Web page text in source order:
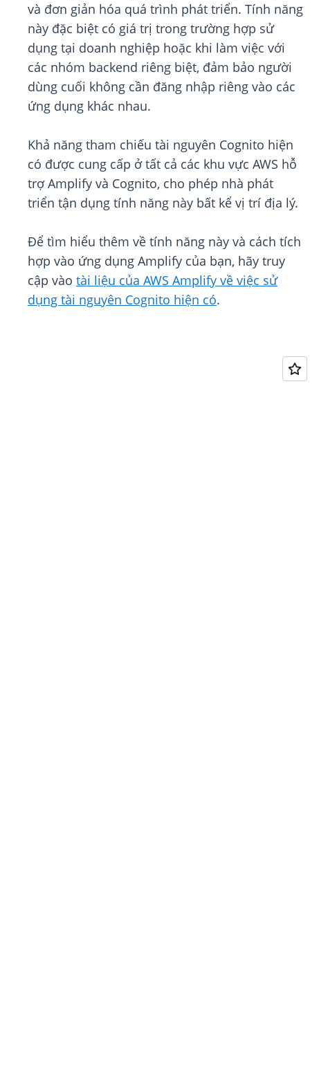
và đơn giản hóa quá trình phát triển. Tính năng
này đặc biệt có giá trị trong trường hợp sử
dụng tại doanh nghiệp hoặc khi làm việc với
các nhóm backend riêng biệt, đảm bảo người
dùng cuối không cần đăng nhập riêng vào các
ứng dụng khác nhau.
Khả năng tham chiếu tài nguyên Cognito hiện
có được cung cấp ở tất cả các khu vực AWS hỗ
trợ Amplify và Cognito, cho phép nhà phát
triển tận dụng tính năng này bất kể vị trí địa lý.
Để tìm hiểu thêm về tính năng này và cách tích
hợp vào ứng dụng Amplify của bạn, hãy truy
cập vào tài liệu của AWS Amplify về việc sử
dụng tài nguyên Cognito hiện có.